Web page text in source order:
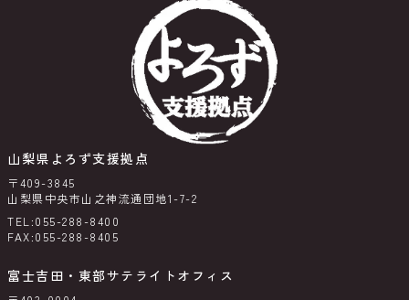
山梨県よろず支援拠点
〒409-3845
山梨県中央市山之神流通団地1-7-2
TEL:055-288-8400
FAX:055-288-8405
富士吉田・東部サテライトオフィス